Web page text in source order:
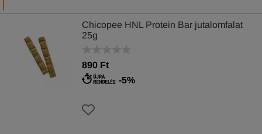
Chicopee HNL Protein Bar jutalomfalat
25g
890 Ft
-5%